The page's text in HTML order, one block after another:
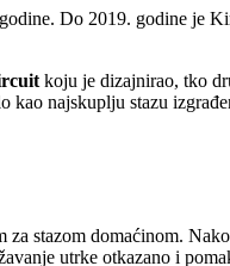
Do 2019. godine je
koju je dizajnirao, tko
najskuplju stazu
stazom domaćinom.
utrke otkazano i